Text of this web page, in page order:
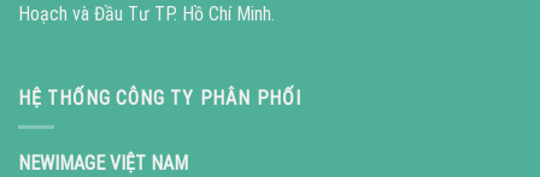
Hoạch và Đầu Tư TP. Hồ Chí Minh.
HỆ THỐNG CÔNG TY PHÂN PHỐI
NEWIMAGE VIỆT NAM